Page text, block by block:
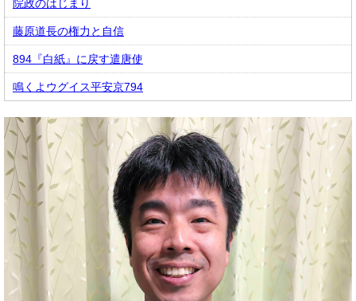
院政のはじまり
藤原道長の権力と自信
894『白紙』に戻す遣唐使
鳴くよウグイス平安京794